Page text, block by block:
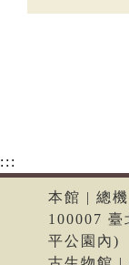
:::
本館 | 總
100007 臺
平公園內)